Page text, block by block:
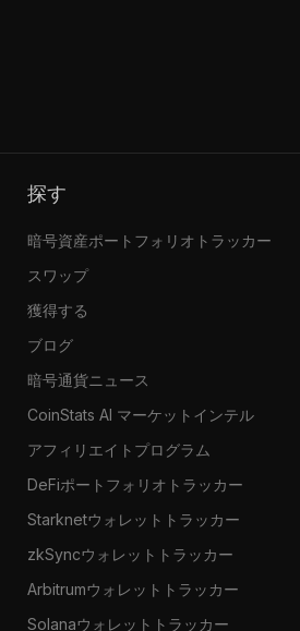
探す
暗号資産ポートフォリオトラッカー
スワップ
獲得する
ブログ
暗号通貨ニュース
CoinStats AI マーケットインテル
アフィリエイトプログラム
DeFiポートフォリオトラッカー
Starknetウォレットトラッカー
zkSyncウォレットトラッカー
Arbitrumウォレットトラッカー
Solanaウォレットトラッカー